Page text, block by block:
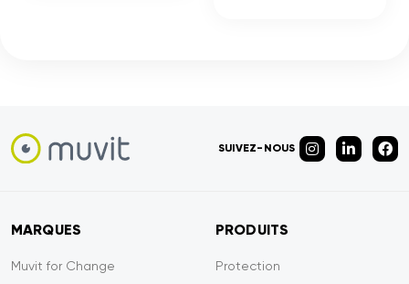
SUIVEZ-NOUS
MARQUES
Muvit for Change
PRODUITS
Protection